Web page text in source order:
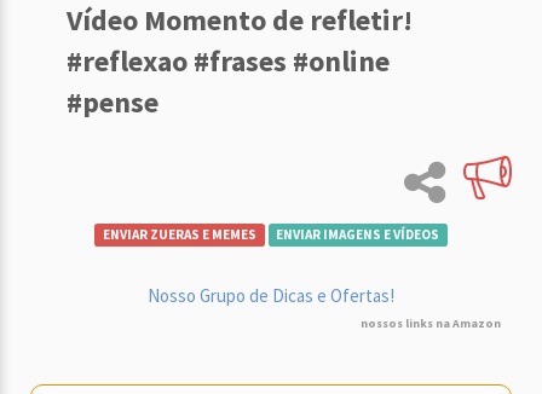
Vídeo Momento de refletir!
#reflexao #frases #online
#pense
ENVIAR ZUERAS E MEMES ENVIAR IMAGENS E VÍDEOS
Nosso Grupo de Dicas e Ofertas!
nossos links na Amazon